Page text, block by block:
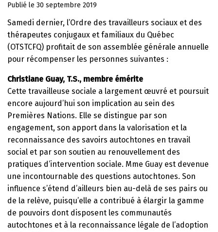
Publié le 30 septembre 2019
Samedi dernier, l’Ordre des travailleurs sociaux et des
thérapeutes conjugaux et familiaux du Québec
(OTSTCFQ) profitait de son assemblée générale annuelle
pour récompenser les personnes suivantes :
Christiane Guay, T.S., membre émérite
Cette travailleuse sociale a largement œuvré et poursuit
encore aujourd’hui son implication au sein des
Premières Nations. Elle se distingue par son
engagement, son apport dans la valorisation et la
reconnaissance des savoirs autochtones en travail
social et par son soutien au renouvellement des
pratiques d’intervention sociale. Mme Guay est devenue
une incontournable des questions autochtones. Son
influence s’étend d’ailleurs bien au-delà de ses pairs ou
de la relève, puisqu’elle a contribué à élargir la gamme
de pouvoirs dont disposent les communautés
autochtones et à la reconnaissance légale de l’adoption